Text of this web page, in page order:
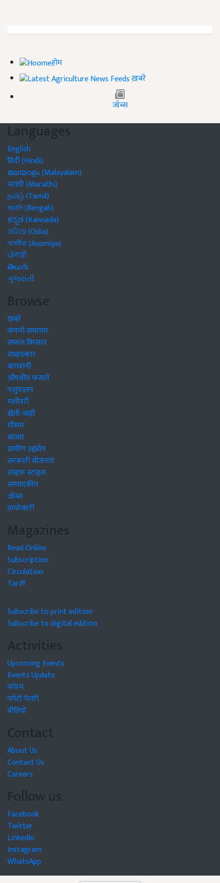
होम
ख़बरें
जॉब्स
Languages
English
हिंदी (Hindi)
മലയാളം (Malayalam)
मराठी (Marathi)
தமிழ் (Tamil)
বাঙালি (Bengali)
ಕನ್ನಡ (Kannada)
ଓଡିଆ (Odia)
অসমীয়া (Asomiya)
ਪੰਜਾਬੀ
తెలుగు
ગુજરાતી
Browse
खबरें
कंपनी समाचार
सफल किसान
साक्षात्कार
बागवानी
औषधीय फसलें
पशुपालन
मशीनरी
खेती-बाड़ी
मौसम
बाजार
ग्रामीण उद्द्योग
सरकारी योजनाएं
लाइफ स्टाइल
सम्पादकीय
जॉब्स
डायरेक्टरी
Magazines
Read Online
Subscription
Circulation
Tariff
Subscribe to print edition
Subscribe to digital edition
Activities
Upcoming Events
Events Update
फोरम
फोटो गैलरी
वीडियो
Contact
About Us
Contact Us
Careers
Follow us
Facebook
Twitter
LinkedIn
Instagram
WhatsApp